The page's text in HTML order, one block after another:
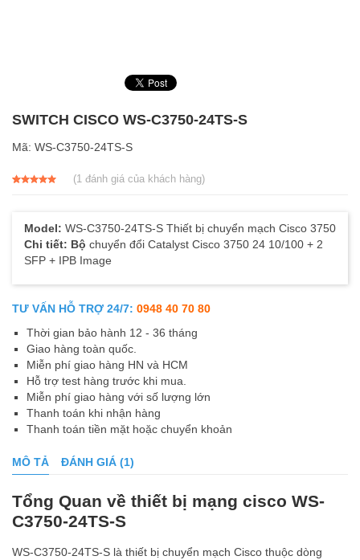
SWITCH CISCO WS-C3750-24TS-S
Mã: WS-C3750-24TS-S
(1đánh giá của khách hàng)
Model: WS-C3750-24TS-S Thiết bị chuyển mạch Cisco 3750
Chi tiết: Bộ chuyển đổi Catalyst Cisco 3750 24 10/100 + 2
SFP + IPB Image
TƯ VẤN HỖ TRỢ 24/7: 0948 40 70 80
Thời gian bảo hành 12 - 36 tháng
Giao hàng toàn quốc.
Miễn phí giao hàng HN và HCM
Hỗ trợ test hàng trước khi mua.
Miễn phí giao hàng với số lượng lớn
Thanh toán khi nhận hàng
Thanh toán tiền mặt hoặc chuyển khoản
MÔ TẢ ĐÁNH GIÁ (1)
Tổng Quan về thiết bị mạng cisco WS-
C3750-24TS-S
WS-C3750-24TS-S là thiết bị chuyển mạch Cisco thuộc dòng